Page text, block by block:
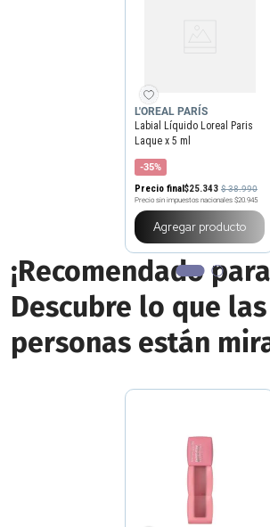
L'OREAL PARÍS
Labial Líquido Loreal Paris
Laque x 5 ml
-35%
Precio final$25.343 $38.990
Precio sin impuestos nacionales $20.945
Agregar producto
¡Recomendado
Descubre lo que las
personas están